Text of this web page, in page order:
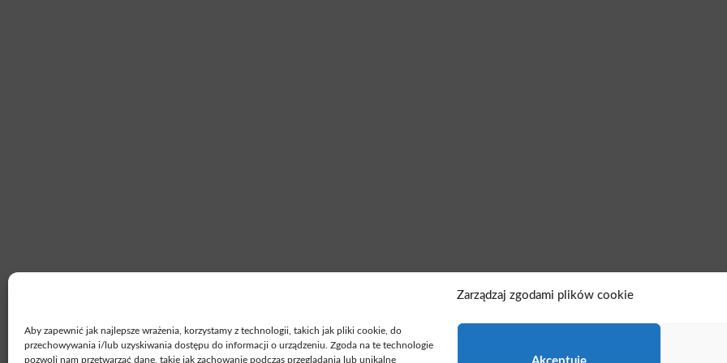
Zarządzaj zgodami plików cookie
Aby zapewnić jak najlepsze wrażenia, korzystamy z technologii, takich jak pliki cookie, do
przechowywania i/lub uzyskiwania dostępu do informacji o urządzeniu. Zgoda na te technologie
pozwoli nam przetwarzać dane, takie jak zachowanie podczas przeglądania lub unikalne